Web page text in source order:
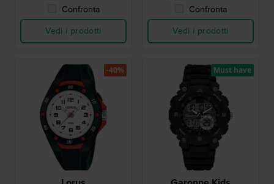
Confronta
Vedi i prodotti
Confronta
Vedi i prodotti
-40% Must have